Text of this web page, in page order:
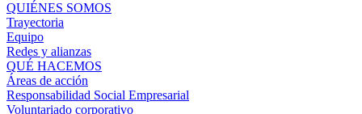
QUIÉNES SOMOS
Trayectoria
Equipo
Redes y alianzas
QUÉ HACEMOS
Áreas de acción
Responsabilidad Social Empresarial
Voluntariado corporativo